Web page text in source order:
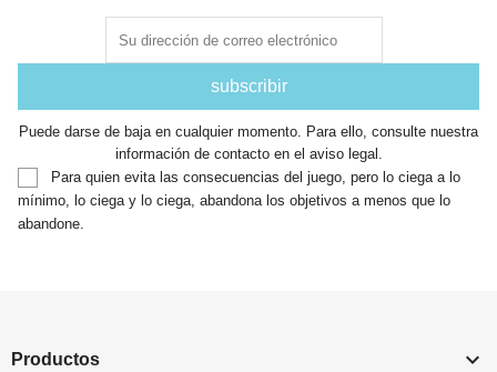
Puede darse de baja en cualquier momento. Para ello, consulte nuestra
información de contacto en el aviso legal.
Para quien evita las consecuencias del juego, pero lo ciega a lo
mínimo, lo ciega y lo ciega, abandona los objetivos a menos que lo
abandone.
Productos 